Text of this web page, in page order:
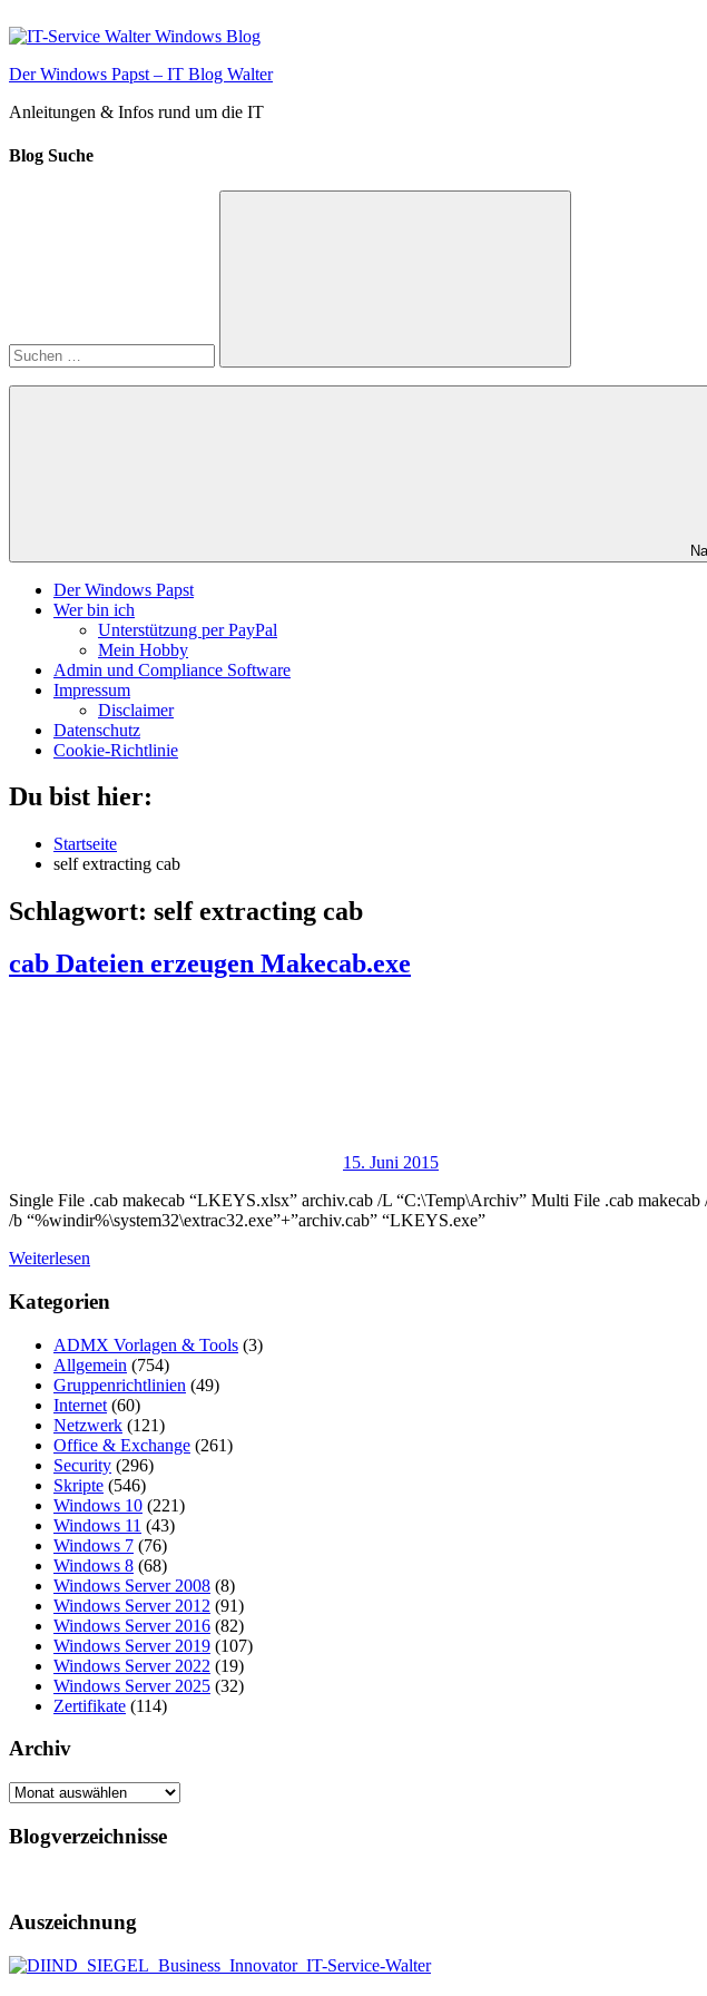
Inhalt
Der Windows Papst – IT Blog Walter
Anleitungen & Infos rund um die IT
Blog Suche
Suchen
Der Windows Papst
Wer bin ich
Unterstützung per PayPal
Mein Hobby
Admin und Compliance Software
Impressum
Disclaimer
Datenschutz
Cookie-Richtlinie
Du bist hier:
Startseite
self extracting cab
Schlagwort: self extracting cab
cab Dateien erzeugen Makecab.exe
15. Juni 2015
Single File .cab makecab “LKEYS.xlsx” archiv.cab /L “C:\Temp\Archiv” Multi File .cab
/b “%windir%\system32\extrac32.exe”+”archiv.cab” “LKEYS.exe”
Weiterlesen
Kategorien
ADMX Vorlagen & Tools (3)
Allgemein (754)
Gruppenrichtlinien (49)
Internet (60)
Netzwerk (121)
Office & Exchange (261)
Security (296)
Skripte (546)
Windows 10 (221)
Windows 11 (43)
Windows 7 (76)
Windows 8 (68)
Windows Server 2008 (8)
Windows Server 2012 (91)
Windows Server 2016 (82)
Windows Server 2019 (107)
Windows Server 2022 (19)
Windows Server 2025 (32)
Zertifikate (114)
Archiv
Archiv
Blogverzeichnisse
Auszeichnung